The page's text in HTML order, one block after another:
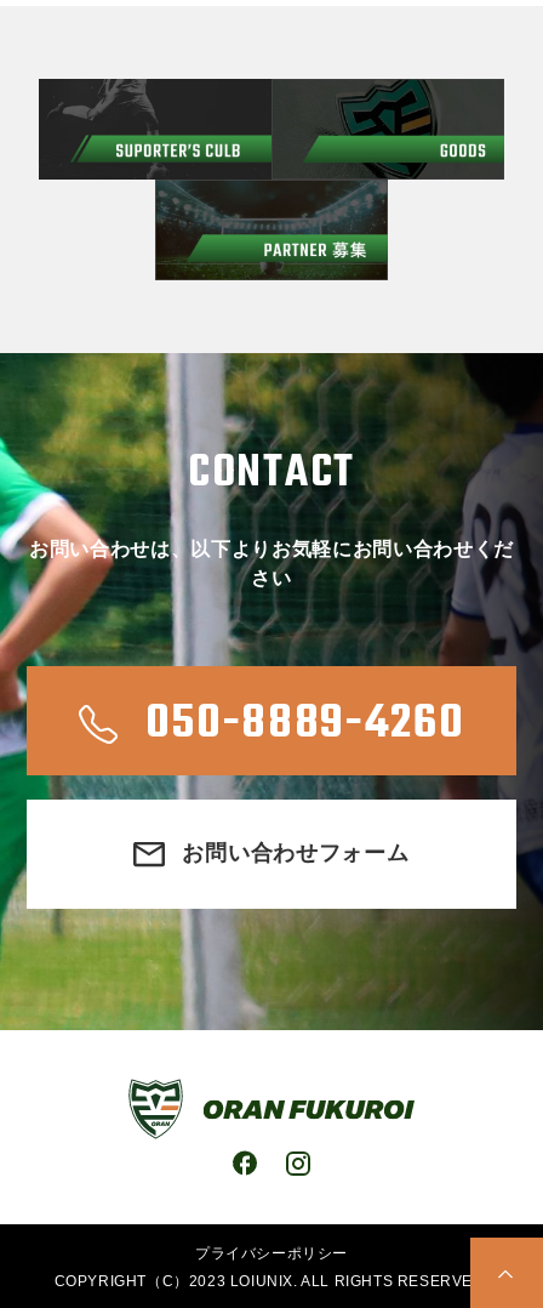
CONTACT
お問い合わせは、以下よりお気軽にお問い合わせくだ
さい
050-8889-4260
お問い合わせフォーム
プライバシーポリシー
COPYRIGHT（C）2023 LOIUNIX. ALL RIGHTS RESERVED.